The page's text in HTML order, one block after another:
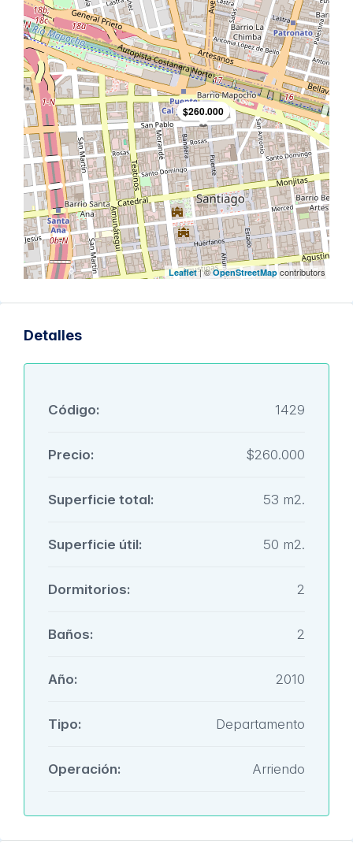
$260.000
Leaflet| ©OpenStreetMap contributors
Detalles
Código: 1429
Precio: $260.000
Superficie total: 53 m2.
Superficie útil: 50 m2.
Dormitorios: 2
Baños: 2
Año: 2010
Tipo: Departamento
Operación: Arriendo